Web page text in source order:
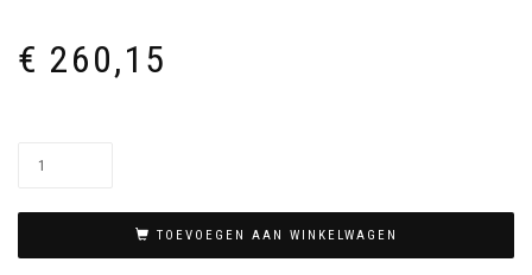
€ 260,15
TOEVOEGEN AAN WINKELWAGEN